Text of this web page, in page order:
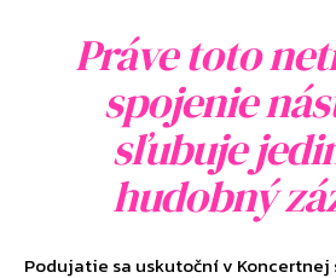
Práve toto
spojenie
sľubuje
hudobný
Podujatie sa uskutoční v Koncertnej